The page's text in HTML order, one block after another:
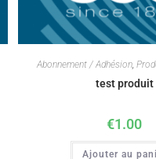
Abonnement / Adhésion ,
test produit
€1.00
Ajouter au